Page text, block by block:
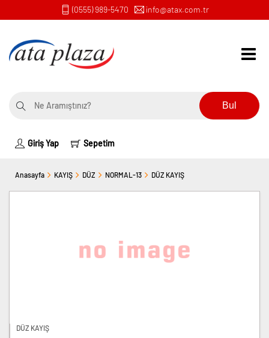
(0555) 989-5470 info@atax.com.tr
Bul
Giriş Yap Sepetim
Anasayfa KAYIŞ DÜZ NORMAL-13 DÜZ KAYIŞ
DÜZ KAYIŞ